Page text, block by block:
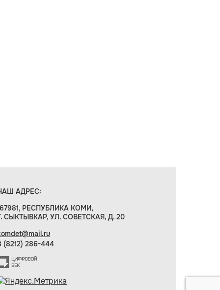
АДРЕС:
РЕСПУБЛИКА КОМИ,
СЫКТЫВКАР, УЛ. СОВЕТСКАЯ, Д. 20
(8212) 286-444